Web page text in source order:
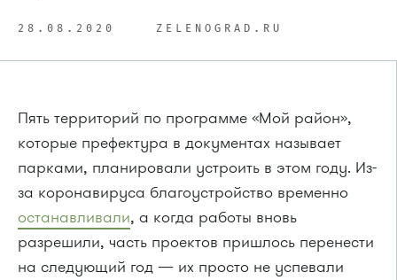
28.08.2020 ZELENOGRAD.RU
Пять территорий по программе «Мой район»,
которые префектура в документах называет
парками, планировали устроить в этом году. Из-
за коронавируса благоустройство временно
останавливали, а когда работы вновь
разрешили, часть проектов пришлось перенести
на следующий год — их просто не успевали